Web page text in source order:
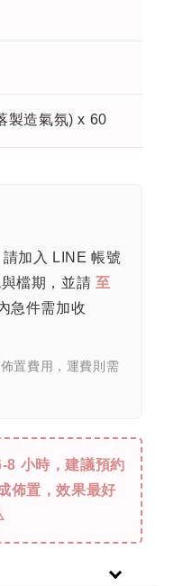
製造氣氛) x 60
加入 LINE 帳號
檔期，並請 至
急件需加收
置費用，運費則需
8 小時，建議預約
佈置，效果最好